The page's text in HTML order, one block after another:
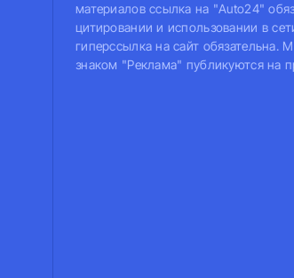
материалов ссылка на "Auto24"
цитировании и использовании в
гиперссылка на сайт обязательна.
знаком "Реклама" публикуются на